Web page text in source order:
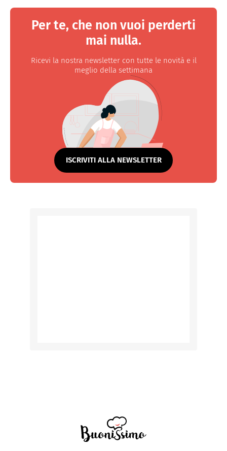
Per te, che non vuoi perderti
mai nulla.
Ricevi la nostra newsletter con tutte le novità e il
meglio della settimana
ISCRIVITI ALLA NEWSLETTER